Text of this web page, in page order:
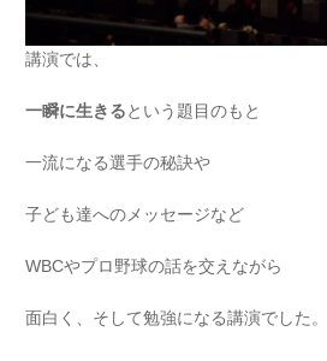
講演では、
一瞬に生きるという題目のもと
一流になる選手の秘訣や
子ども達へのメッセージなど
WBCやプロ野球の話を交えながら
面白く、そして勉強になる講演でした。